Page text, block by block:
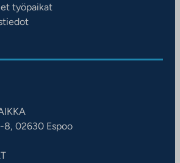
työpaikat
8, 02630 Espoo